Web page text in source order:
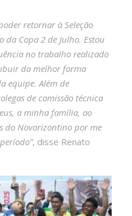
retornar à Seleção
Copa 2 de Julho. Estou
no trabalho realizado
da melhor forma
equipe. Além de
de comissão técnica
a minha família, ao
do Novorizontino por me
, disse Renato